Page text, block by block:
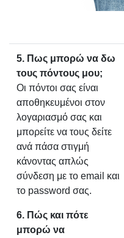
5. Πως μπορώ να δω
τους πόντους μου;
Οι πόντοι σας είναι
αποθηκευμένοι στον
λογαριασμό σας και
μπορείτε να τους δείτε
ανά πάσα στιγμή
κάνοντας απλώς
σύνδεση με το email και
το password σας.
6. Πώς και πότε
μπορώ να